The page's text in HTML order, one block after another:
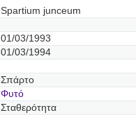
Spartium junceum
01/03/1993
01/03/1994
Σπάρτο
Φυτό
Σταθερότητα